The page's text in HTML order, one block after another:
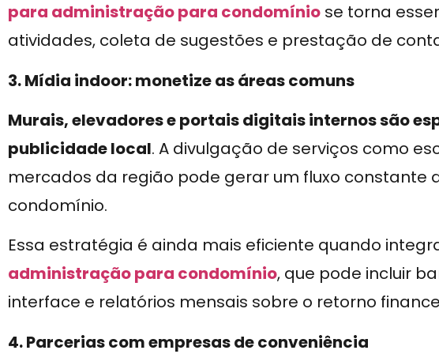
para administração para condomínio se torna
atividades, coleta de sugestões e prestação de
3. Mídia indoor: monetize as áreas comuns
Murais, elevadores e portais digitais internos são
publicidade local. A divulgação de serviços como
mercados da região pode gerar um fluxo constante
condomínio.
Essa estratégia é ainda mais eficiente quando
administração para condomínio, que pode incluir
interface e relatórios mensais sobre o retorno
4. Parcerias com empresas de conveniência